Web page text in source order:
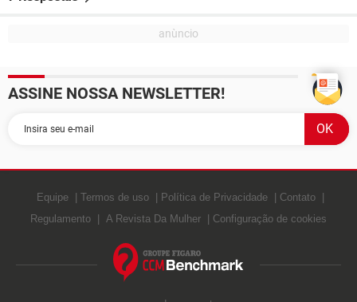
ASSINE NOSSA NEWSLETTER!
Equipe Termos de uso Política de Privacidade
Contato
Regulamento
A Revista Da Mulher Configuração de cookies